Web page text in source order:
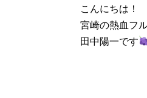
こんにちは！
宮崎の熱血フ
田中陽一です